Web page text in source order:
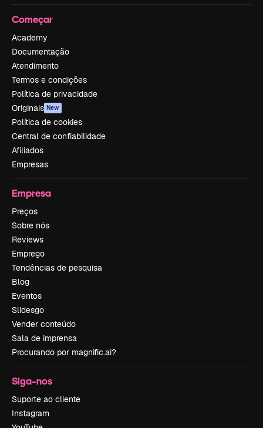
Começar
Academy
Documentação
Atendimento
Termos e condições
Política de privacidade
Originais New
Política de cookies
Central de confiabilidade
Afiliados
Empresas
Empresa
Preços
Sobre nós
Reviews
Emprego
Tendências de pesquisa
Blog
Eventos
Slidesgo
Vender conteúdo
Sala de imprensa
Procurando por magnific.ai?
Siga-nos
Suporte ao cliente
Instagram